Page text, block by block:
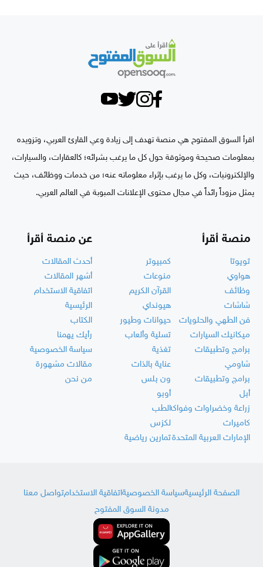
اقرأ السوق المفتوح هي منصة تهدف إلى زيادة وعي القارئ العربي، وتزويده
بمعلومات صحيحة وموثوقة حول كل ما يرغب بشرائه؛ كالعقارات، والسيارات،
والإلكترونيات، وكل ما يرغب بإثراء معلوماته عنه؛ من خدمات ووظائف، حيث
يمثل مزوداً رائداً في مجال محتوى الإعلانات المبوبة في العالم العربي.
منصة أقرأ
تويوتا
كمبيوتر
هواوي
منوعات
وظائف
القرآن الكريم
شاشات
هيونداي
فن الطهي والحلويات
حيوانات وطيور
ميكانيك السيارات
تسلية وألعاب
برامج وتطبيقات
تغذية
شاومي
عناية بالذات
برامج وتطبيقات
ون بلس
أبل
أوبو
زراعة وخضراوات وفواكهالطب
كاميرات
لكزس
الإمارات العربية المتحدةتمارين رياضية
عن منصة أقرأ
أحدث المقالات
أشهر المقالات
اتفاقية الاستخدام
الرئيسية
الكتاب
رأيك يهمنا
سياسة الخصوصية
مقالات مشهورة
من نحن
الصفحة الرئيسيةسياسة الخصوصيةاتفاقية الاستخدامتواصل معنا
مدونة السوق المفتوح